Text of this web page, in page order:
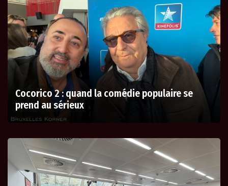
Cocorico 2 : quand la comédie populaire se
prend au sérieux